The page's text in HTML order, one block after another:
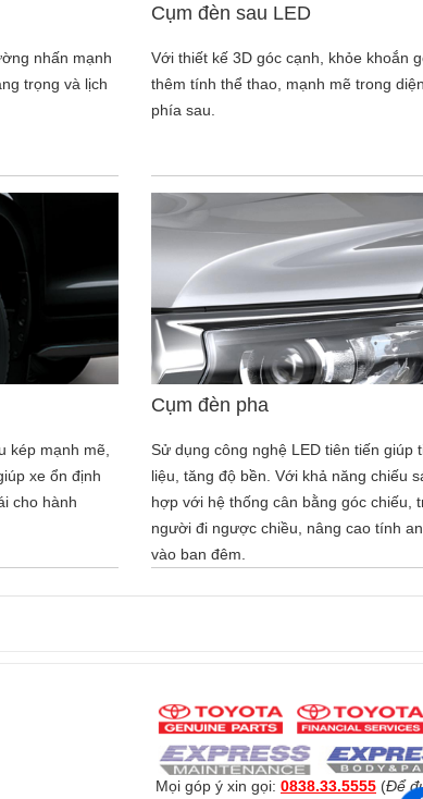
nhấn mạnh
trọng và lịch
Cụm đèn sau LED
Với thiết kế 3D góc cạnh, khỏe khoắn
thêm tính thể thao, mạnh mẽ trong
phía sau.
kép mạnh mẽ,
xe ổn định
cho hành
Cụm đèn pha
Sử dụng công nghệ LED tiên tiến giúp
liệu, tăng độ bền. Với khả năng chiếu
hợp với hệ thống cân bằng góc chiếu,
người đi ngược chiều, nâng cao tính
vào ban đêm.
Mọi góp ý xin gọi: 0838.33.5555 (Để